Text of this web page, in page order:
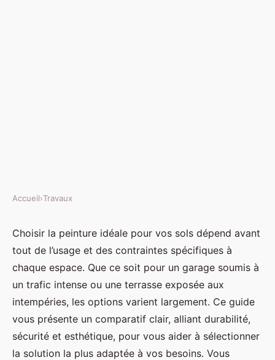
Top choix de peintures pour sols
selon vos besoins spécifiques
Auberte•05/08/2025 15:12 •9 min de lecture
Accueil›Travaux
Choisir la peinture idéale pour vos sols dépend avant
tout de l’usage et des contraintes spécifiques à
chaque espace. Que ce soit pour un garage soumis à
un trafic intense ou une terrasse exposée aux
intempéries, les options varient largement. Ce guide
vous présente un comparatif clair, alliant durabilité,
sécurité et esthétique, pour vous aider à sélectionner
la solution la plus adaptée à vos besoins. Vous